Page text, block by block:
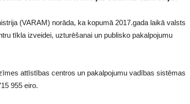
(VARAM) norāda, ka kopumā 2017.gada laikā valsts
tīkla izveidei, uzturēšanai un publisko pakalpojumu
attīstības centros un pakalpojumu vadības sistēmas
955 eiro.